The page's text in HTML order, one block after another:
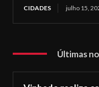
CIDADES julho 15,
Últimas